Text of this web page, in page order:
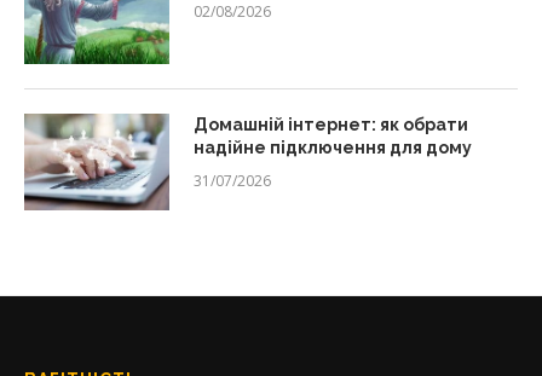
02/08/2026
Домашній інтернет: як обрати
надійне підключення для дому
31/07/2026